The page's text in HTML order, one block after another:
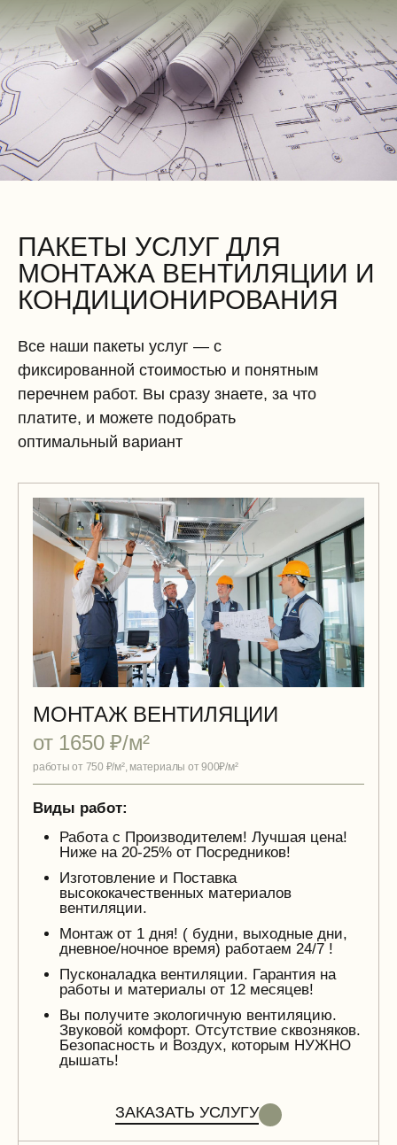
Электромонтажные работы (демонтаж)
ПАКЕТЫ УСЛУГ ДЛЯ
МОНТАЖА ВЕНТИЛЯЦИИ И
КОНДИЦИОНИРОВАНИЯ
Все наши пакеты услуг — с
фиксированной стоимостью и понятным
перечнем работ. Вы сразу знаете, за что
платите, и можете подобрать
оптимальный вариант
МОНТАЖ ВЕНТИЛЯЦИИ
от 1650 ₽/м²
работы от 750 ₽/м², материалы от 900₽/м²
Виды работ:
Работа с Производителем! Лучшая цена!
Ниже на 20-25% от Посредников!
Изготовление и Поставка
высококачественных материалов
вентиляции.
Монтаж от 1 дня! ( будни, выходные дни,
дневное/ночное время) работаем 24/7 !
Пусконаладка вентиляции. Гарантия на
работы и материалы от 12 месяцев!
Вы получите экологичную вентиляцию.
Звуковой комфорт. Отсутствие сквозняков.
Безопасность и Воздух, которым НУЖНО
дышать!
ЗАКАЗАТЬ УСЛУГУ